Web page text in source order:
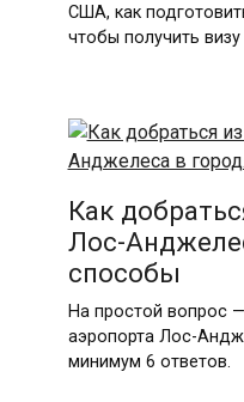
США, как
чтобы получить
Как
Лос-
способы
На простой вопрос
аэропорта Лос-
минимум 6 ответов.